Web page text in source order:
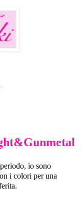
io sono
i colori per una